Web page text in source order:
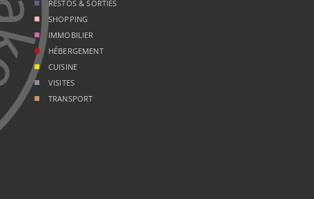
RESTOS & SORTIES
SHOPPING
IMMOBILIER
HÉBERGEMENT
CUISINE
VISITES
TRANSPORT